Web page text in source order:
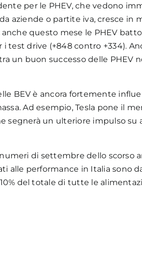
per le PHEV, che vedono
aziende o partite iva, cresce in
questo mese le PHEV
drive (+848 contro +334).
un buon successo delle PHEV
BEV è ancora fortemente
Ad esempio, Tesla pone il
segnerà un ulteriore impulso su
di settembre dello scorso
alle performance in Italia sono
del totale di tutte le